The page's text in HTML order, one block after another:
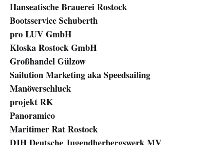
Hanseatische Brauerei Rostock
Bootsservice Schuberth
pro LUV GmbH
Kloska Rostock GmbH
Großhandel Gülzow
Sailution Marketing aka Speedsailing
Manöverschluck
projekt RK
Panoramico
Maritimer Rat Rostock